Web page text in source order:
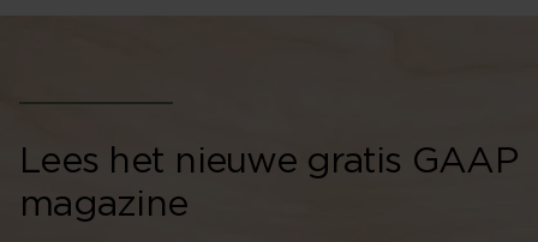
Lees het nieuwe gratis GAAP
magazine